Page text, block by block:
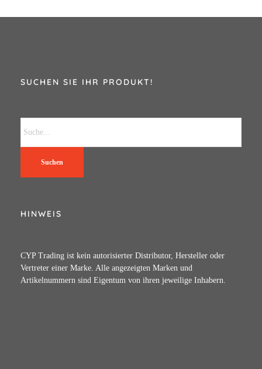
SUCHEN SIE IHR PRODUKT!
Suchen
HINWEIS
CYP Trading ist kein autorisierter Distributor, Hersteller oder
Vertreter einer Marke. Alle angezeigten Marken und
Artikelnummern sind Eigentum von ihren jeweilige Inhabern.